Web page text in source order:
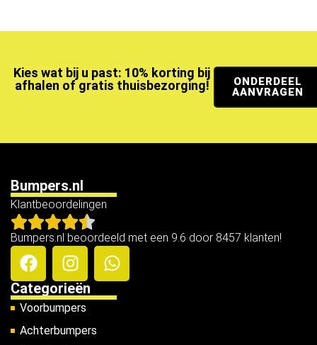
Kies wat bij u past: 10% korting bij
afhalen of gratis thuisbezorging!
ONDERDEEL
AANVRAGEN
Bumpers.nl
Klantbeoordelingen
Bumpers.nl beoordeeld met een 9.6 door 8457 klanten!
Categorieën
Voorbumpers
Achterbumpers